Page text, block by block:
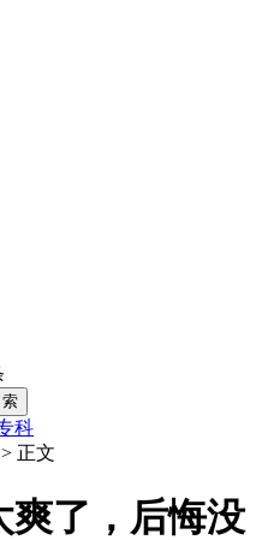
科
> 正文
爽了，后悔没